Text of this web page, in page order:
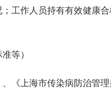
工作人员持有有效健康
等）
上海市传染病防治管理
野机港
上海市奉贤区人民政府